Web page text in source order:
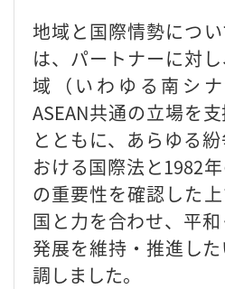
地域と国際情勢につ
は、パートナーに対
域（いわゆる南シ
ASEAN共通の立場を
とともに、あらゆる
おける国際法と1982
の重要性を確認した
国と力を合わせ、平
発展を維持・推進し
調しました。